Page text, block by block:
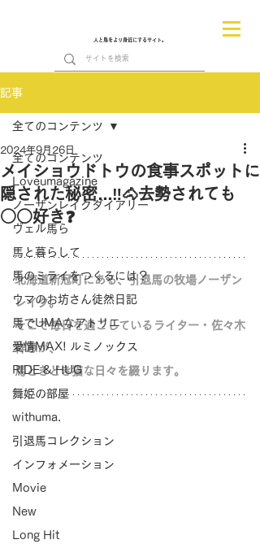
人と馬をより身近にするサイト。
記事
全てのコンテンツ
Loveumagazine
ノーザンレイクダイアリー
ヴェル馬ら
馬と暮らして
馬のミライをつくるには？
ウマのお坊さん徒然日記
馬でUMAなアトリエ
愛情MAX! ルミノックス
RIDE & HUG
舞姫の部屋
withuma.
引退馬コレクション
インフォメーション
Movie
New
Long Hit
全てのコンテンツ
メイショウドトウの食事スポットに
隠された秘密...‼🐴去勢されても
○○好き❓
2024年9月26日
北海道新冠町にある、引退馬の牧場ノーザン
レイク。
そこで毎日を過ごしているライター・佐々木
祥恵が、
馬ときどき猫な日々を綴ります。